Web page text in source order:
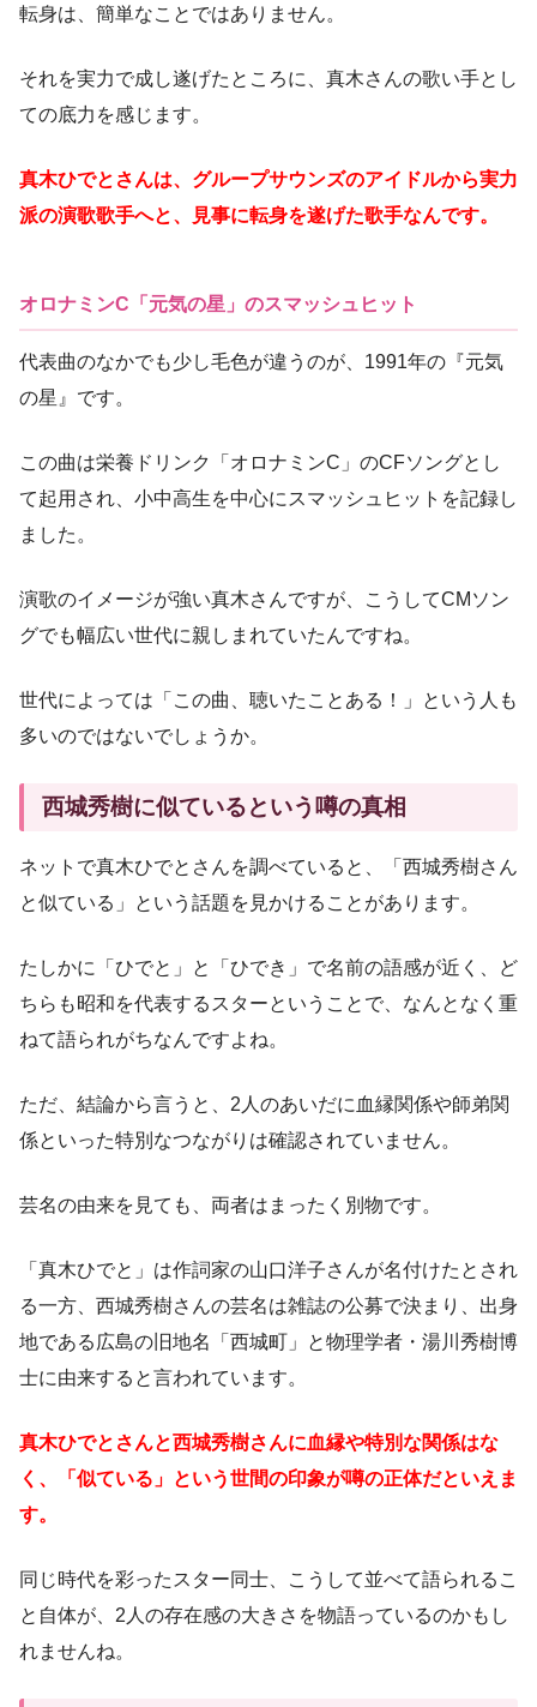
転身は、簡単なことではありません。
それを実力で成し遂げたところに、真木さんの歌い手とし
ての底力を感じます。
真木ひでとさんは、グループサウンズのアイドルから実力
派の演歌歌手へと、見事に転身を遂げた歌手なんです。
オロナミンC「元気の星」のスマッシュヒット
代表曲のなかでも少し毛色が違うのが、1991年の『元気
の星』です。
この曲は栄養ドリンク「オロナミンC」のCFソングとし
て起用され、小中高生を中心にスマッシュヒットを記録し
ました。
演歌のイメージが強い真木さんですが、こうしてCMソン
グでも幅広い世代に親しまれていたんですね。
世代によっては「この曲、聴いたことある！」という人も
多いのではないでしょうか。
西城秀樹に似ているという噂の真相
ネットで真木ひでとさんを調べていると、「西城秀樹さん
と似ている」という話題を見かけることがあります。
たしかに「ひでと」と「ひでき」で名前の語感が近く、ど
ちらも昭和を代表するスターということで、なんとなく重
ねて語られがちなんですよね。
ただ、結論から言うと、2人のあいだに血縁関係や師弟関
係といった特別なつながりは確認されていません。
芸名の由来を見ても、両者はまったく別物です。
「真木ひでと」は作詞家の山口洋子さんが名付けたとされ
る一方、西城秀樹さんの芸名は雑誌の公募で決まり、出身
地である広島の旧地名「西城町」と物理学者・湯川秀樹博
士に由来すると言われています。
真木ひでとさんと西城秀樹さんに血縁や特別な関係はな
く、「似ている」という世間の印象が噂の正体だといえま
す。
同じ時代を彩ったスター同士、こうして並べて語られるこ
と自体が、2人の存在感の大きさを物語っているのかもし
れませんね。